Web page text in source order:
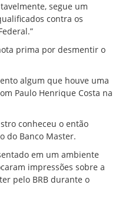
segue um
contra os
prima por desmentir o
algum que houve uma
Paulo Henrique Costa na
conheceu o então
do Banco Master.
em um ambiente
impressões sobre a
pelo BRB durante o